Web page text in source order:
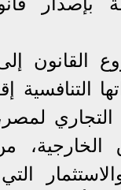
القانون
التجاري
الخارجية،